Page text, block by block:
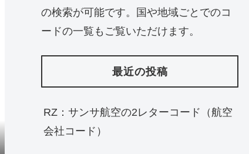
の検索が可能です。国や地域ごとでのコ
ードの一覧もご覧いただけます。
最近の投稿
RZ：サンサ航空の2レターコード（航空
会社コード）